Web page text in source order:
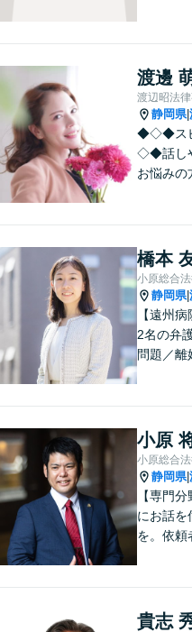
渡邊
渡辺昭法
静岡県|
◆◇◆ス
◇◆話し
お悩みの
橋本
小原総合
静岡県|
【遠州
2名の弁
問題／離
小原
小原総合
静岡県|
【専門
にお話を
を。依頼
法律事務
貴志